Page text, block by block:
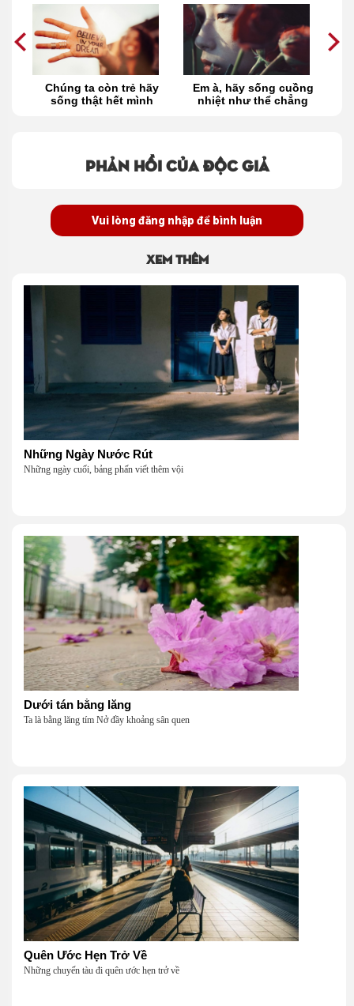
Chúng ta còn trẻ hãy
sống thật hết mình
Em à, hãy sống cuồng
nhiệt như thể chẳng
Phản hồi của độc giả
Vui lòng đăng nhập để bình luận
Xem thêm
Những Ngày Nước Rút
Những ngày cuối, bảng phấn viết thêm vội
Dưới tán bằng lăng
Ta là bằng lăng tím Nở đầy khoảng sân quen
Quên Ước Hẹn Trở Về
Những chuyến tàu đi quên ước hẹn trở về